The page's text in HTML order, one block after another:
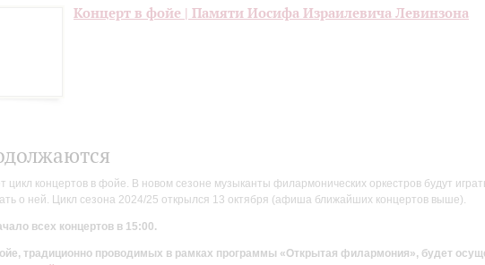
Концерт в фойе | Памяти Иосифа Израилевича Левинзона
концертов в фойе. В новом сезоне музыканты филармонических оркестров будут
о ней. Цикл сезона 2024/25 открылся 13 октября (афиша ближайших концертов выше).
всех концертов в 15:00.
традиционно проводимых в рамках программы «Открытая филармония», будет